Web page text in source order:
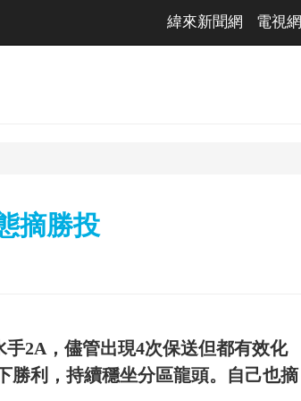
緯來新聞網 電視網
摘勝投
2A，儘管出現4次保送但都有效化
勝利，持續穩坐分區龍頭。自己也摘